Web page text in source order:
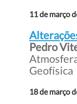
11 de março
Pedro
Geofísica
18 de março